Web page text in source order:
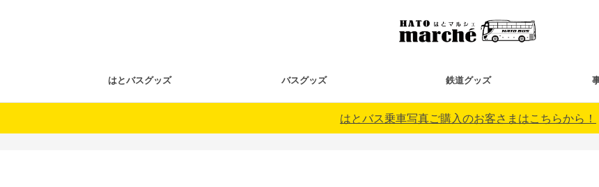
はとバスグッズ バスグッズ 鉄道グッズ
はとバス乗車写真ご購入のお客さまはこちらから！